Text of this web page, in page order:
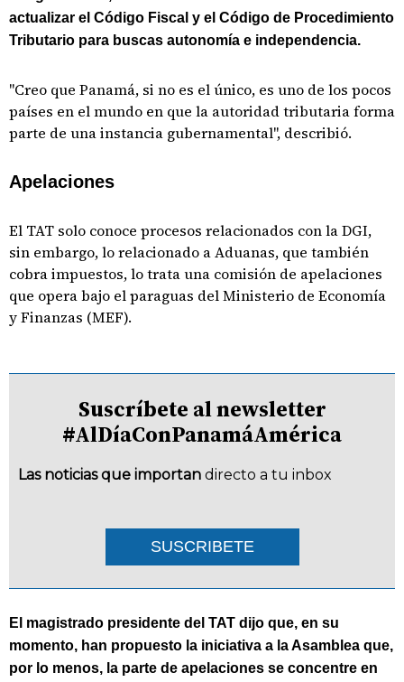
actualizar el Código Fiscal y el Código de Procedimiento
Tributario para buscas autonomía e independencia.
"Creo que Panamá, si no es el único, es uno de los pocos
países en el mundo en que la autoridad tributaria forma
parte de una instancia gubernamental", describió.
Apelaciones
El TAT solo conoce procesos relacionados con la DGI,
sin embargo, lo relacionado a Aduanas, que también
cobra impuestos, lo trata una comisión de apelaciones
que opera bajo el paraguas del Ministerio de Economía
y Finanzas (MEF).
Suscríbete al newsletter
#AlDíaConPanamáAmérica
Las noticias que importan directo a tu inbox
SUSCRIBETE
El magistrado presidente del TAT dijo que, en su
momento, han propuesto la iniciativa a la Asamblea que,
por lo menos, la parte de apelaciones se concentre en